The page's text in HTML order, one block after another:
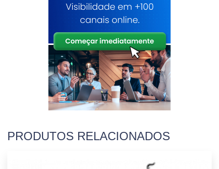
PRODUTOS RELACIONADOS